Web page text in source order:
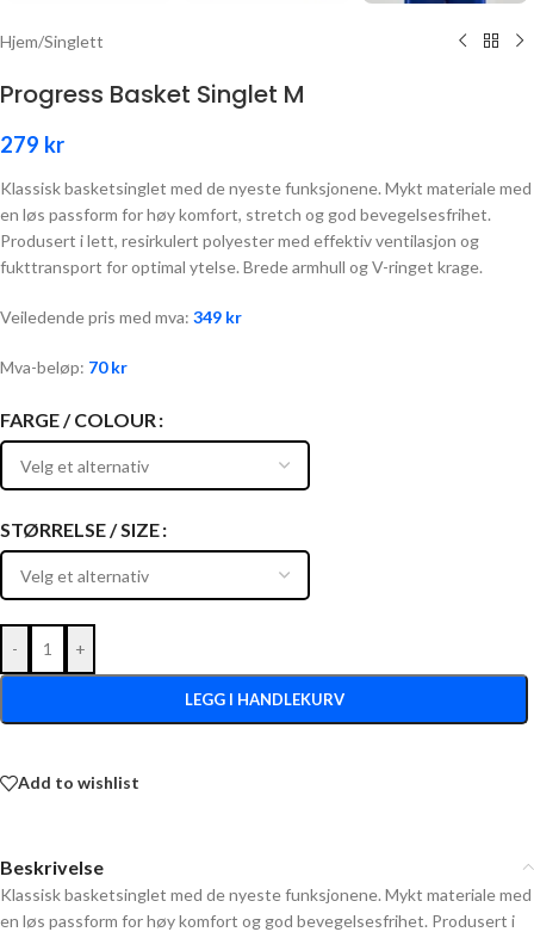
Hjem/Singlett
Progress Basket Singlet M
279 kr
Klassisk basketsinglet med de nyeste funksjonene. Mykt materiale med
en løs passform for høy komfort, stretch og god bevegelsesfrihet.
Produsert i lett, resirkulert polyester med effektiv ventilasjon og
fukttransport for optimal ytelse. Brede armhull og V-ringet krage.
Veiledende pris med mva: 349 kr
Mva-beløp: 70kr
FARGE / COLOUR
STØRRELSE / SIZE
- +
LEGG I HANDLEKURV
Add to wishlist
Beskrivelse
Klassisk basketsinglet med de nyeste funksjonene. Mykt materiale med
en løs passform for høy komfort og god bevegelsesfrihet. Produsert i